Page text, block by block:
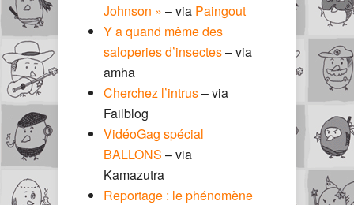
Johnson » – via Paingout
Y a quand même des
saloperies d’insectes– via
amha
Cherchez l’intrus– via
Failblog
VidéoGag spécial
BALLONS – via
Kamazutra
Reportage : le phénomène